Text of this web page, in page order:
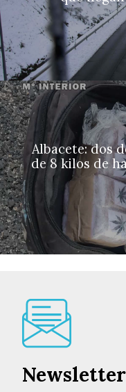
Albacete: dos
de 8 kilos de
Newsletter